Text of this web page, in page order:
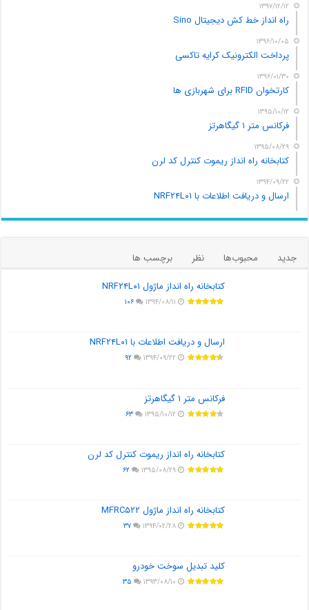
۱۳۹۷/۱۲/۱۲
راه انداز خط کش دیجیتال Sino
۱۳۹۶/۱۰/۰۵
پرداخت الکترونیک کرایه تاکسی
۱۳۹۶/۰۱/۳۰
کارتخوان RFID برای شهربازی ها
۱۳۹۵/۱۰/۱۲
فرکانس متر ۱ گیگاهرتز
۱۳۹۵/۰۸/۲۹
کتابخانه راه انداز ریموت کنترل کد لرن
۱۳۹۴/۰۹/۲۲
ارسال و دریافت اطلاعات با NRF۲۴L۰۱
جدید محبوب‌ها نظر
برچسب ها
کتابخانه راه انداز ماژول NRF۲۴L۰۱
۱۳۹۴/۰۸/۱۱ ۱۰۶
ارسال و دریافت اطلاعات با NRF۲۴L۰۱
۱۳۹۴/۰۹/۲۲ ۹۲
فرکانس متر ۱ گیگاهرتز
۱۳۹۵/۱۰/۱۲ ۶۳
کتابخانه راه انداز ریموت کنترل کد لرن
۱۳۹۵/۰۸/۲۹ ۶۲
کتابخانه راه انداز ماژول MFRC۵۲۲
۱۳۹۴/۰۲/۲۸ ۳۷
کلید تبدیل سوخت خودرو
۱۳۹۳/۰۸/۱۰ ۳۵